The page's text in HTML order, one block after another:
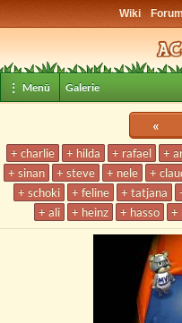
Wiki Forum
⋮ Menü Galerie
«
+ charlie + hilda + rafael +
+ sinan
+ steve + nele +
+ schoki
+ feline + tatjana
+ ali
+ heinz + hasso +